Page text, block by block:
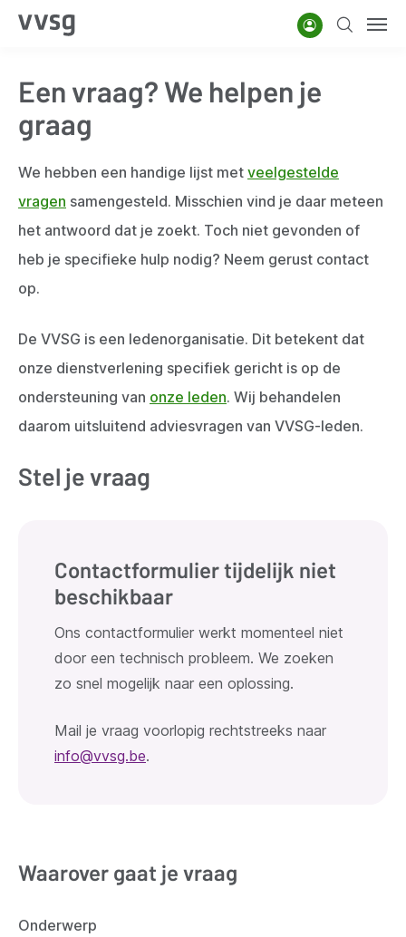
Overslaan
gaan
AccountZoeken
Een vraag? We helpen je
graag
We hebben een handige lijst met veelgestelde
vragen samengesteld. Misschien vind je daar meteen
het antwoord dat je zoekt. Toch niet gevonden of
heb je specifieke hulp nodig? Neem gerust contact
op.
De VVSG is een ledenorganisatie. Dit betekent dat
onze dienstverlening specifiek gericht is op de
ondersteuning van onze leden. Wij behandelen
daarom uitsluitend adviesvragen van VVSG-leden.
Stel je vraag
Contactformulier tijdelijk niet
beschikbaar
Ons contactformulier werkt momenteel niet
door een technisch probleem. We zoeken
zo snel mogelijk naar een oplossing.
Mail je vraag voorlopig rechtstreeks naar
info@vvsg.be.
Waarover gaat je vraag
Onderwerp